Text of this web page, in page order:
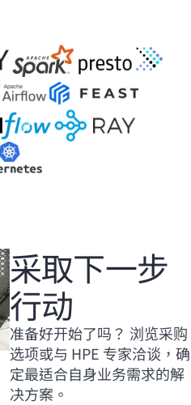
采取下一步
行动
准备好开始了吗？ 浏览采购
选项或与 HPE 专家洽谈，确
定最适合自身业务需求的解
决方案。